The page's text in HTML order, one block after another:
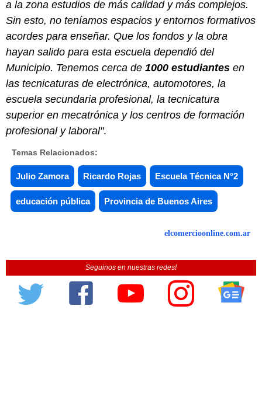
a la zona estudios de más calidad y más complejos.
Sin esto, no teníamos espacios y entornos formativos
acordes para enseñar. Que los fondos y la obra
hayan salido para esta escuela dependió del
Municipio. Tenemos cerca de 1000 estudiantes en
las tecnicaturas de electrónica, automotores, la
escuela secundaria profesional, la tecnicatura
superior en mecatrónica y los centros de formación
profesional y laboral".
Temas Relacionados:
Julio Zamora Ricardo Rojas Escuela Técnica N°2
educación pública Provincia de Buenos Aires
elcomercioonline.com.ar
Seguinos en nuestras redes!